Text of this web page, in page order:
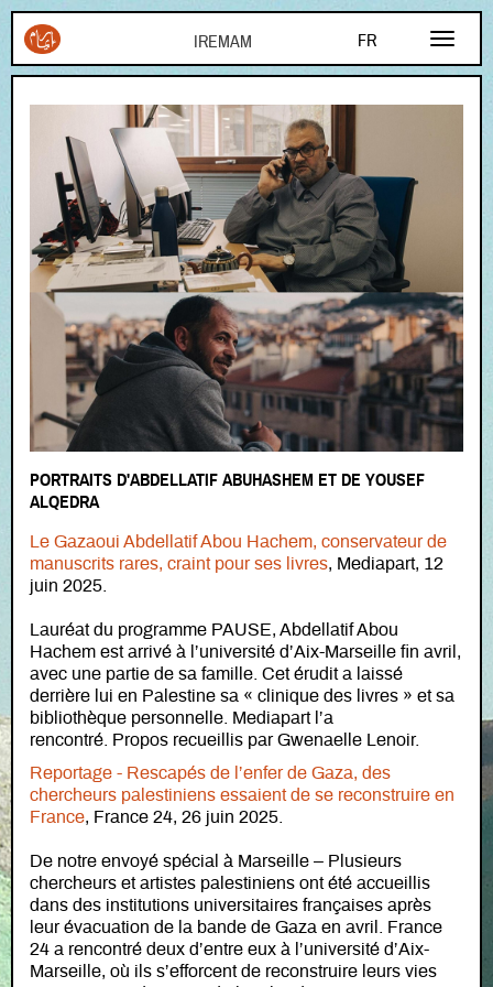
FR
AR
Aller au contenu principal
PORTRAITS D'ABDELLATIF ABUHASHEM ET DE YOUSEF
ALQEDRA
Le Gazaoui Abdellatif Abou Hachem, conservateur de
manuscrits rares, craint pour ses livres, Mediapart, 12
juin 2025.
Lauréat du programme PAUSE, Abdellatif Abou
Hachem est arrivé à l’université d’Aix-Marseille fin avril,
avec une partie de sa famille. Cet érudit a laissé
derrière lui en Palestine sa « clinique des livres » et sa
bibliothèque personnelle. Mediapart l’a
rencontré. Propos recueillis par Gwenaelle Lenoir.
Reportage - Rescapés de l’enfer de Gaza, des
chercheurs palestiniens essaient de se reconstruire en
France, France 24, 26 juin 2025.
De notre envoyé spécial à Marseille – Plusieurs
chercheurs et artistes palestiniens ont été accueillis
dans des institutions universitaires françaises après
leur évacuation de la bande de Gaza en avril. France
24 a rencontré deux d’entre eux à l’université d’Aix-
Marseille, où ils s’efforcent de reconstruire leurs vies